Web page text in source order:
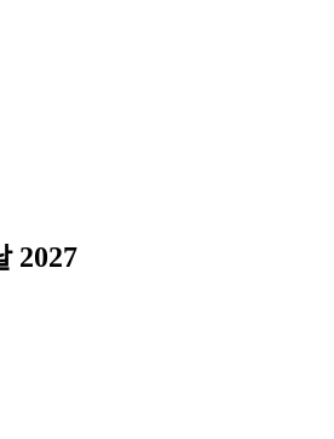
2027